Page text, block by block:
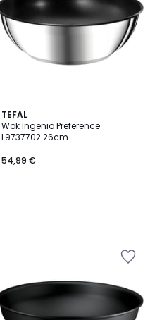
TEFAL
Wok Ingenio Preference
L9737702 26cm
54,99 €